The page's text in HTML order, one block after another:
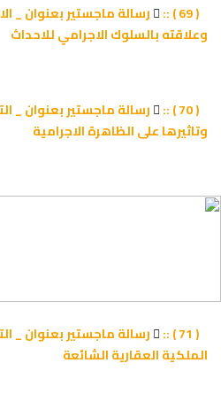
رسالة ماجستير بعنوان _
وعلاقته بالسلوك الاجرامي للاحداث
رسالة ماجستير بعنوان _
وتاثيرها على الظاهرة الاجرامية
رسالة ماجستير بعنوان _
الملكیة العقاریة الشائعة